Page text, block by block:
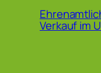
Verkauf im